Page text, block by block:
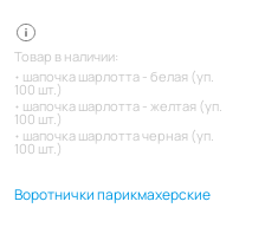
Товар в наличии:
шапочка шарлотта - белая (уп.
100 шт.)
шапочка шарлотта - желтая (уп.
100 шт.)
шапочка шарлотта черная (уп.
100 шт.)
Воротнички парикмахерские